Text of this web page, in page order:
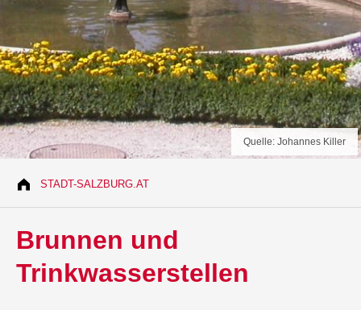
Quelle: Johannes Killer
STADT-SALZBURG.AT
Brunnen und
Trinkwasserstellen